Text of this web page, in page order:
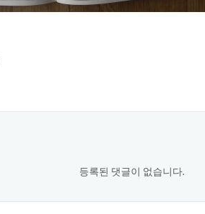
등록된 댓글이 없습니다.